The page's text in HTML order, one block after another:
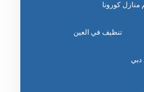
منازل كورونا
تنظيف في العين